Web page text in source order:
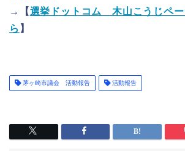
→【選挙ドットコム 木山こうじペ
ら 】
茅ヶ崎市議会 活動報告 活動報告